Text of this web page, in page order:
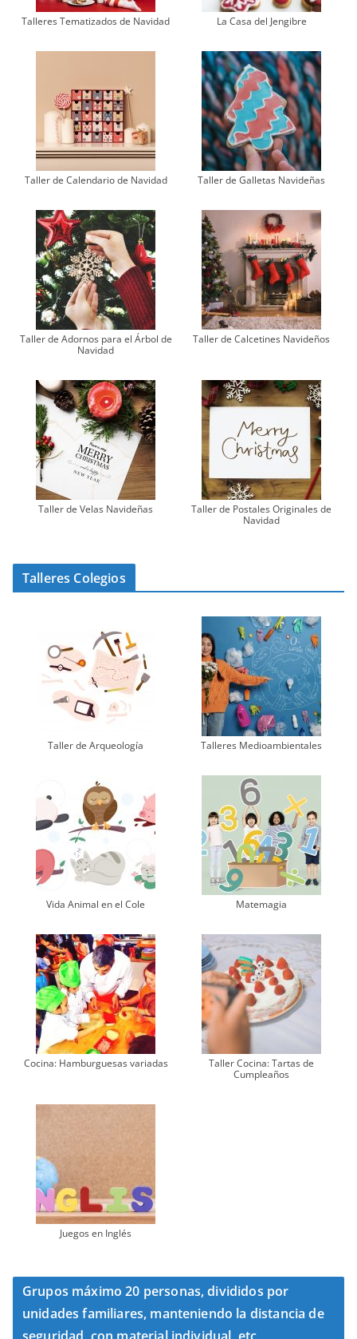
Talleres Tematizados de Navidad La Casa del Jengibre
Taller de Calendario de Navidad Taller de Galletas Navideñas
Taller de Adornos para el Árbol de
Navidad
Taller de Calcetines Navideños
Taller de Velas Navideñas
Taller de Postales Originales de
Navidad
Talleres Colegios
Taller de Arqueología Talleres Medioambientales
Vida Animal en el Cole Matemagia
Cocina: Hamburguesas variadas
Taller Cocina: Tartas de
Cumpleaños
Juegos en Inglés
Grupos máximo 20 personas, divididos por
unidades familiares, manteniendo la distancia de